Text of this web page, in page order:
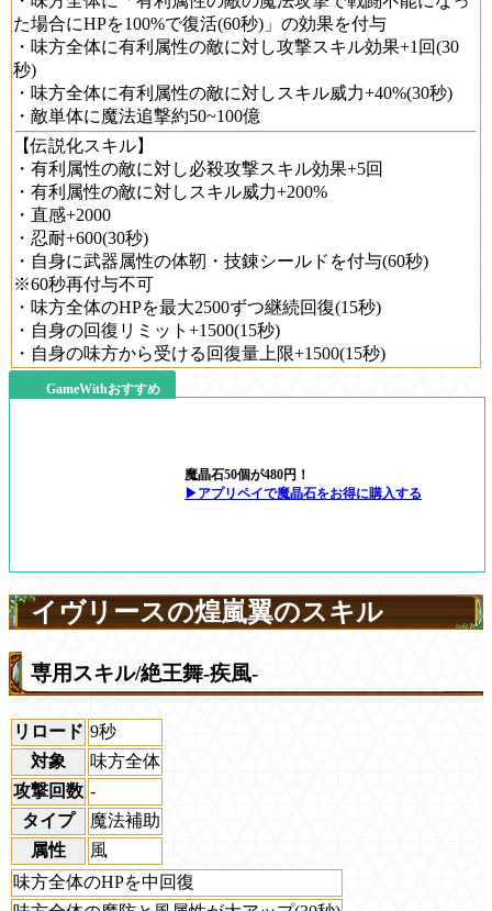
た場合にHPを100%で復活(60秒)」の効果を付与
・味方全体に有利属性の敵に対し攻撃スキル効果+1回(30
秒)
・味方全体に有利属性の敵に対しスキル威力+40%(30秒)
・敵単体に魔法追撃約50~100億
【伝説化スキル】
・有利属性の敵に対し必殺攻撃スキル効果+5回
・有利属性の敵に対しスキル威力+200%
・直感+2000
・忍耐+600(30秒)
・自身に武器属性の体靭・技錬シールドを付与(60秒)
※60秒再付与不可
・味方全体のHPを最大2500ずつ継続回復(15秒)
・自身の回復リミット+1500(15秒)
・自身の味方から受ける回復量上限+1500(15秒)
GameWithおすすめ
魔晶石50個が480円！
▶アプリペイで魔晶石をお得に購入する
イヴリースの煌嵐翼のスキル
専用スキル/絶王舞-疾風-
リロード 9秒
対象
味方全体
攻撃回数 -
タイプ
魔法補助
属性
風
味方全体のHPを中回復